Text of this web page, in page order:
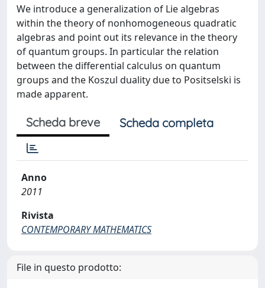
We introduce a generalization of Lie algebras
within the theory of nonhomogeneous quadratic
algebras and point out its relevance in the theory
of quantum groups. In particular the relation
between the differential calculus on quantum
groups and the Koszul duality due to Positselski is
made apparent.
Scheda breve Scheda completa
Anno
2011
Rivista
CONTEMPORARY MATHEMATICS
File in questo prodotto: